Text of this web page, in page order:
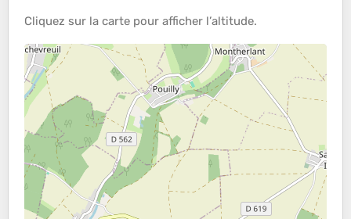
Cliquez sur la carte pour afficher l’altitude.